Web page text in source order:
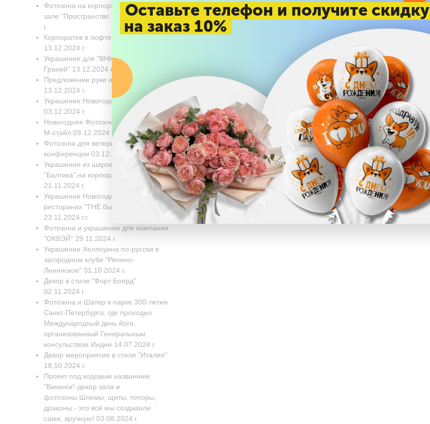
Фотозона на корпоратив в банкетном
зале "Пространство 360". 17.12.2024
г.
Корпоратив в лофте "Вдохновение"
13.12.2024 г.
Украшение для "ВНИИГАЗ" Бц "8
Граней" 13.12.2024 г.
Предложение руки и сердца
13.12.2024 г.
Украшение Новогодней елки
03.12.2024 г.
Новогодняя Фотозона для компании
М-стайл 09.12.2024 г.
Фотозона для ветеринарной
конференции 03.12.2024 г.
Украшение из шаров для завода
"Балтика",на корпоративный день
21.11.2024 г.
Украшение Новогодних Елок в двух
ресторанах "THE бык" 22.11.2024-
23.11.2024 г.г.
Фотозона и украшение для компании
"ОКВЭЙ" 29.11.2024 г.
Украшение Хеллоуина по-русски в
загородном клубе "Репино-
Ленинское" 31.10.2024 г.
Декор в стиле "Форт Боярд"
02.11.2024 г.
Фотозона и Шатер в парке 300-летия
Санкт-Петербурга, где проходил
Международный день йоги,
организованный Генеральным
консульством Индии 14.07.2024 г.
Декор мероприятия в стиле "Италия"
18.10.2024 г.
Проект под кодовым названием
"Викинги"-декор зала и
фотозоны.Шлемы, щиты, топоры,
драконы - это всё мы создавали
сами, вручную! 03.08.2024 г.
Оставьте телефон и получите скидку
на заказ 10%